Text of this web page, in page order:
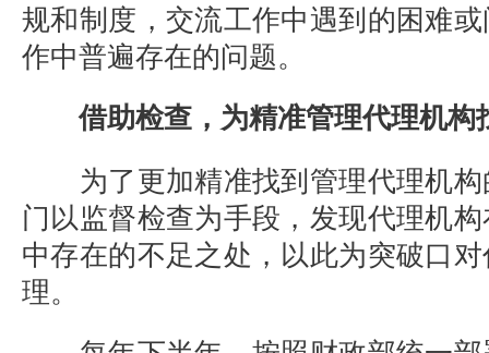
规和制度，交流工作中遇到的困难
作中普遍存在的问题。
借助检查，为精准管理代理机构
为了更加精准找到管理代理机
门以监督检查为手段，发现代理机
中存在的不足之处，以此为突破口
理。